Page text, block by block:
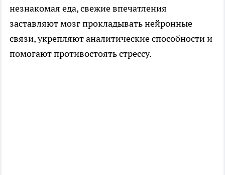
незнакомая еда, свежие впечатления
заставляют мозг прокладывать нейронные
связи, укрепляют аналитические способности и
помогают противостоять стрессу.